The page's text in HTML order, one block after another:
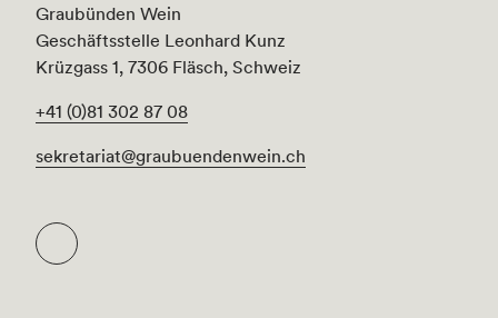
Graubünden Wein
Geschäftsstelle Leonhard Kunz
Krüzgass 1, 7306 Fläsch, Schweiz
+41 (0)81 302 87 08
sekretariat@graubuendenwein.ch